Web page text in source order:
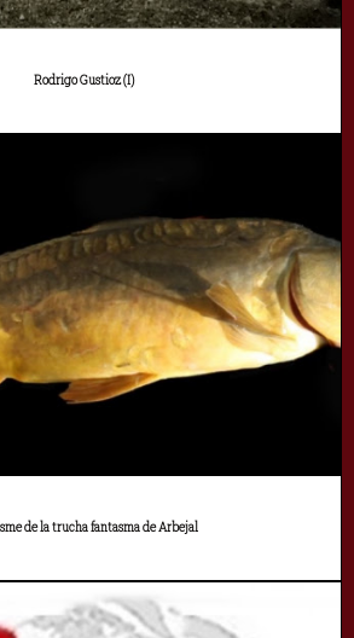
Rodrigo Gustioz (I)
de la trucha fantasma de Arbejal